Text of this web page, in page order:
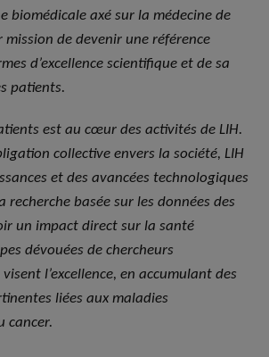
biomédicale axé sur la médecine de
de devenir une référence
d’excellence scientifique et de sa
patients.
est au cœur des activités de LIH.
collective envers la société, LIH
et des avancées technologiques
recherche basée sur les données des
un impact direct sur la santé
dévouées de chercheurs
l’excellence, en accumulant des
liées aux maladies
cancer.